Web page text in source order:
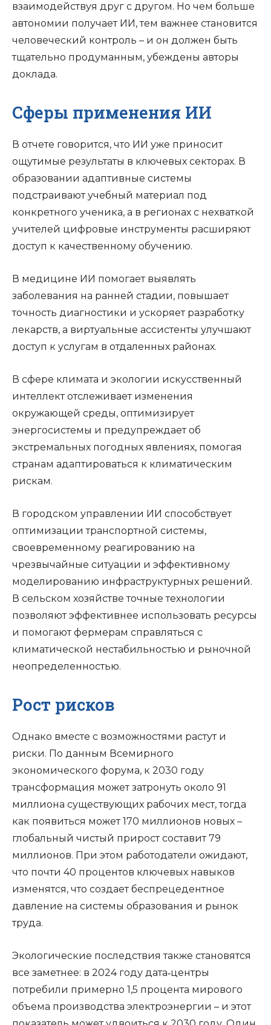
взаимодействуя друг с другом. Но чем больше
автономии получает ИИ, тем важнее становится
человеческий контроль – и он должен быть
тщательно продуманным, убеждены авторы
доклада.
Сферы применения ИИ
В отчете говорится, что ИИ уже приносит
ощутимые результаты в ключевых секторах. В
образовании адаптивные системы
подстраивают учебный материал под
конкретного ученика, а в регионах с нехваткой
учителей цифровые инструменты расширяют
доступ к качественному обучению.
В медицине ИИ помогает выявлять
заболевания на ранней стадии, повышает
точность диагностики и ускоряет разработку
лекарств, а виртуальные ассистенты улучшают
доступ к услугам в отдаленных районах.
В сфере климата и экологии искусственный
интеллект отслеживает изменения
окружающей среды, оптимизирует
энергосистемы и предупреждает об
экстремальных погодных явлениях, помогая
странам адаптироваться к климатическим
рискам.
В городском управлении ИИ способствует
оптимизации транспортной системы,
своевременному реагированию на
чрезвычайные ситуации и эффективному
моделированию инфраструктурных решений.
В сельском хозяйстве точные технологии
позволяют эффективнее использовать ресурсы
и помогают фермерам справляться с
климатической нестабильностью и рыночной
неопределенностью.
Рост рисков
Однако вместе с возможностями растут и
риски. По данным Всемирного
экономического форума, к 2030 году
трансформация может затронуть около 91
миллиона существующих рабочих мест, тогда
как появиться может 170 миллионов новых –
глобальный чистый прирост составит 79
миллионов. При этом работодатели ожидают,
что почти 40 процентов ключевых навыков
изменятся, что создает беспрецедентное
давление на системы образования и рынок
труда.
Экологические последствия также становятся
все заметнее: в 2024 году дата‑центры
потребили примерно 1,5 процента мирового
объема производства электроэнергии – и этот